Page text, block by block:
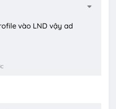
vào LND vậy ad